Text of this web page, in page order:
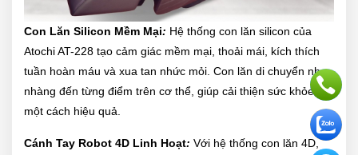
Con Lăn Silicon Mềm Mại: Hệ thống con lăn silicon của
Atochi AT-228 tạo cảm giác mềm mại, thoải mái, kích thích
tuần hoàn máu và xua tan nhức mỏi. Con lăn di chuyển nhẹ
nhàng đến từng điểm trên cơ thể, giúp cải thiện sức khỏe
một cách hiệu quả.
Cánh Tay Robot 4D Linh Hoạt: Với hệ thống con lăn 4D,